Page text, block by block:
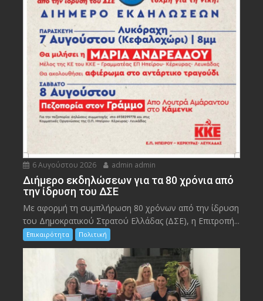
6 Αυγούστου 2026 admin admin
Διήμερο εκδηλώσεων για τα 80 χρόνια από
την ίδρυση του ΔΣΕ
Με αφορμή τη συμπλήρωση 80 χρόνων από την ίδρυση
του Δημοκρατικού Στρατού Ελλάδας (ΔΣΕ), η Επιτροπή...
Επικαιρότητα Πολιτική